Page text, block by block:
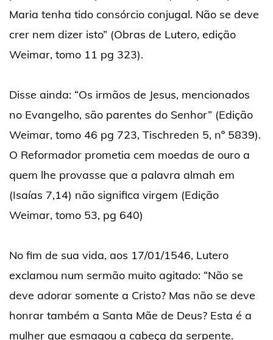
Maria tenha tido consórcio conjugal. Não se deve
crer nem dizer isto” (Obras de Lutero, edição
Weimar, tomo 11 pg 323).
Disse ainda: “Os irmãos de Jesus, mencionados
no Evangelho, são parentes do Senhor” (Edição
Weimar, tomo 46 pg 723, Tischreden 5, nº 5839).
O Reformador prometia cem moedas de ouro a
quem lhe provasse que a palavra almah em
(Isaías 7,14) não significa virgem (Edição
Weimar, tomo 53, pg 640)
No fim de sua vida, aos 17/01/1546, Lutero
exclamou num sermão muito agitado: “Não se
deve adorar somente a Cristo? Mas não se deve
honrar também a Santa Mãe de Deus? Esta é a
mulher que esmagou a cabeça da serpente.